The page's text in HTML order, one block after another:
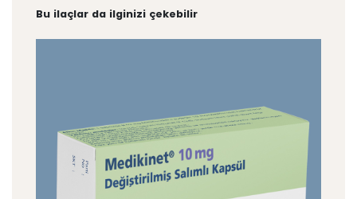
Bu ilaçlar da ilginizi çekebilir